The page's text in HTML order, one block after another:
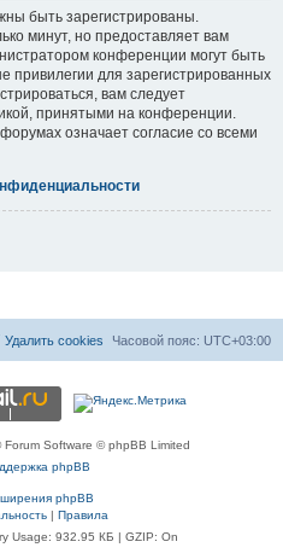
быть зарегистрированы.
минут, но предоставляет вам
конференции могут быть
привилегии для зарегистрированных
вам следует
принятыми на конференции.
означает согласие со всеми
Часовой пояс: UTC+03:00
Удалить cookies
Forum Software © phpBB Limited
phpBB
phpBB
| Правила
Usage: 932.95 КБ | GZIP: On